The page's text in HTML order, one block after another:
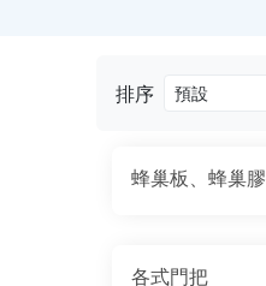
排序
蜂巢板、蜂巢膠
各式門把